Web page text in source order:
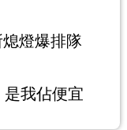
燈爆排隊
我佔便宜